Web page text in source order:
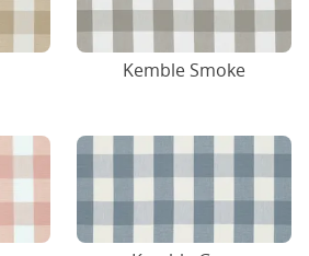
Kemble Smoke